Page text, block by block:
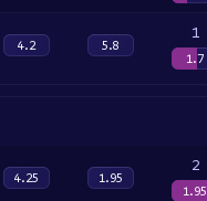
4.2 5.8
1
1.7
4.25 1.95
2
1.95